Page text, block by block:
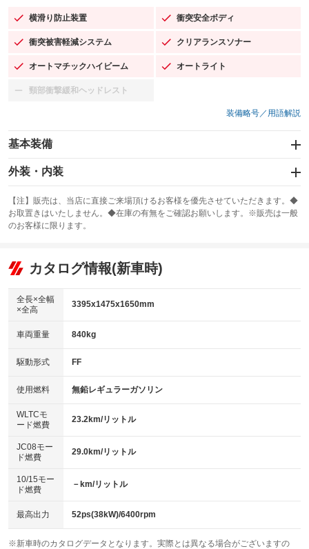
横滑り防止装置
：装備あり 衝突安全ボディ
：装備あり
衝突被害軽減システム
：装備あり クリアランスソナー
：装備あり
オートマチックハイビーム
：装備あり オートライト
：装備あり
頸部衝撃緩和ヘッドレスト
：装備なし
装備略号／用語解説
基本装備
エアバッグ：運転席/助手席/サイド
：装備あり
：装備なし
サンルーフ
：装備なし ABS
リフトアップ
：装備なし
：装備なし
パワーウィンドウ
アイドリングストップ
：装備あり
USB入力端子
：装備あり
100V電源
：装備なし
センターデフロック
：装備なし
電動格納ミラー
：装備あり
外装・内装
カーナビ
：装備なし
TV
：装備なし
ビジュアル
：装備なし
：装備あり
革シート
キーレス
HID(キセノンライト)
：装備なし
バックカメラ
：装備あり
エアロ
：装備なし
：装備なし
パワーシート
ベンチシート
：装備あり
チップアップシート
：装備なし
：装備なし ：装備なし
【注】販売は、当店に直接ご来場頂けるお客様を優先させていただきます。◆
お取置きはいたしません。◆在庫の有無をご確認お願いします。※販売は一般
のお客様に限ります。
カタログ情報(新車時)
全長×全幅
×全高
3395x1475x1650mm
車両重量 840kg
駆動形式 FF
使用燃料 無鉛レギュラーガソリン
WLTCモ
ード燃費
23.2km/リットル
JC08モー
ド燃費
29.0km/リットル
10/15モー
ド燃費
－km/リットル
最高出力 52ps(38kW)/6400rpm
※新車時のカタログデータとなります。実際とは異なる場合がございますの